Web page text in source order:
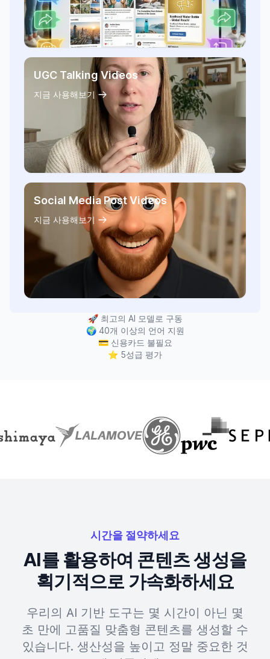
UGC Talking Videos
지금 사용해보기
Social Media Post Videos
지금 사용해보기
🚀 최고의 AI 모델로 구동
🌍 40개 이상의 언어 지원
💳 신용카드 불필요
⭐ 5성급 평가
시간을 절약하세요
AI를 활용하여 콘텐츠 생성을
획기적으로 가속화하세요
우리의 AI 기반 도구는 몇 시간이 아닌 몇
초 만에 고품질 맞춤형 콘텐츠를 생성할 수
있습니다. 생산성을 높이고 정말 중요한 것